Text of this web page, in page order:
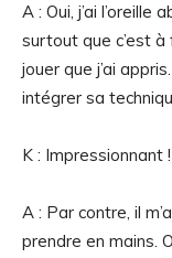
A : Oui, j’ai l’oreille
surtout que c’est à
jouer que j’ai
intégrer sa
K : Impressionnant !
A : Par contre, il
prendre en mains.